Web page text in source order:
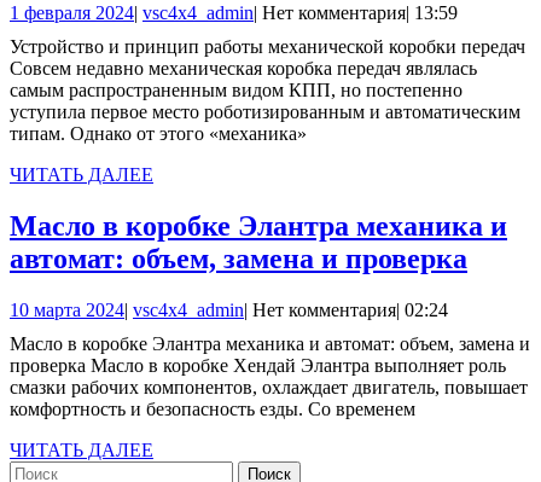
принцип
работы
коробки
1 февраля 20241
2024
| vsc4x4_adminvsc4x4_admin
| Нет комментария| 13:59
Устройство и принцип работы механической коробки передач
Совсем недавно механическая коробка передач являлась
самым распространенным видом КПП, но постепенно
уступила первое место роботизированным и автоматическим
типам. Однако от этого «механика»
ЧИТАТЬ ДАЛЕЕ
Масло в коробке Элантра механика и
автомат: объем, замена и проверка
10 марта 202410
2024
| vsc4x4_adminvsc4x4_admin
| Нет комментария| 02:24
Масло в коробке Элантра механика и автомат: объем, замена и
проверка Масло в коробке Хендай Элантра выполняет роль
смазки рабочих компонентов, охлаждает двигатель, повышает
комфортность и безопасность езды. Со временем
ЧИТАТЬ ДАЛЕЕ
Найти: